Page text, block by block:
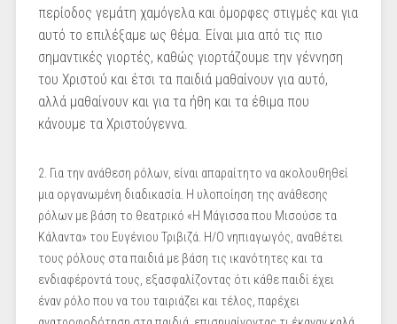
περίοδος γεμάτη χαμόγελα και όμορφες στιγμές και για
αυτό το επιλέξαμε ως θέμα. Είναι μια από τις πιο
σημαντικές γιορτές, καθώς γιορτάζουμε την γέννηση
του Χριστού και έτσι τα παιδιά μαθαίνουν για αυτό,
αλλά μαθαίνουν και για τα ήθη και τα έθιμα που
κάνουμε τα Χριστούγεννα.
2. Για την ανάθεση ρόλων, είναι απαραίτητο να ακολουθηθεί
μια οργανωμένη διαδικασία. Η υλοποίηση της ανάθεσης
ρόλων με βάση το θεατρικό «Η Μάγισσα που Μισούσε τα
Κάλαντα» του Ευγένιου Τριβιζά. Η/Ο νηπιαγωγός, αναθέτει
τους ρόλους στα παιδιά με βάση τις ικανότητες και τα
ενδιαφέροντά τους, εξασφαλίζοντας ότι κάθε παιδί έχει
έναν ρόλο που να του ταιριάζει και τέλος, παρέχει